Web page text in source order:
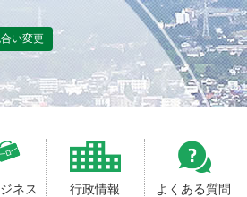
ネス 行政情報 よくある質問
い変更